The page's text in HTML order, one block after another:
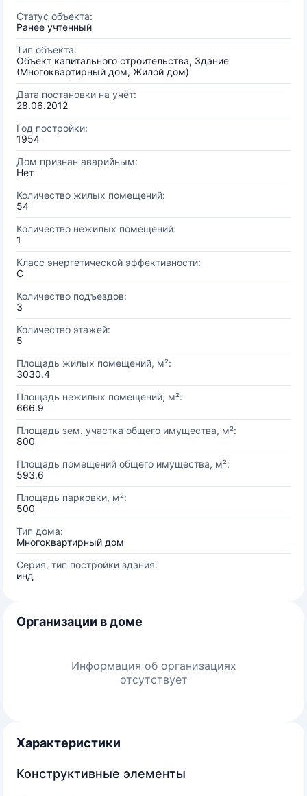
Статус объекта:
Ранее учтенный
Тип объекта:
Объект капитального строительства, Здание
(Многоквартирный дом, Жилой дом)
Дата постановки на учёт:
28.06.2012
Год постройки:
1954
Дом признан аварийным:
Нет
Количество жилых помещений:
54
Количество нежилых помещений:
1
Класс энергетической эффективности:
C
Количество подъездов:
3
Количество этажей:
5
Площадь жилых помещений, м²:
3030.4
Площадь нежилых помещений, м²:
666.9
Площадь зем. участка общего имущества, м²:
800
Площадь помещений общего имущества, м²:
593.6
Площадь парковки, м²:
500
Тип дома:
Многоквартирный дом
Серия, тип постройки здания:
инд
Организации в доме
Информация об организациях
отсутствует
Характеристики
Конструктивные элементы